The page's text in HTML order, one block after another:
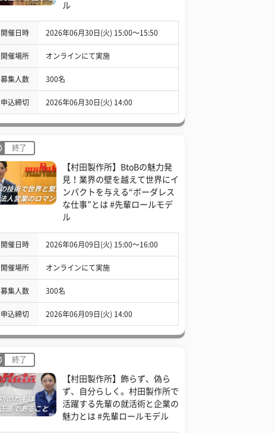
ル
開催日時 2026年06月30日(火) 15:00〜15:50
開催場所 オンラインにて実施
募集人数 300名
申込締切 2026年06月30日(火) 14:00
終了
【村田製作所】BtoBの魅力発
見！業界の壁を越えて世界にイ
ンパクトを与える“ボーダレス
な仕事”とは #先輩ロールモデ
ル
開催日時 2026年06月09日(火) 15:00〜16:00
開催場所 オンラインにて実施
募集人数 300名
申込締切 2026年06月09日(火) 14:00
終了
【村田製作所】飾らず、偽ら
ず、自分らしく。村田製作所で
活躍する先輩の就活術と企業の
魅力とは #先輩ロールモデル